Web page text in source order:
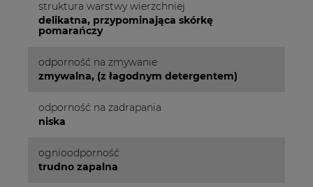
struktura warstwy wierzchniej
delikatna, przypominająca skórkę
pomarańczy
odporność na zmywanie
zmywalna, (z łagodnym detergentem)
odporność na zadrapania
niska
ognioodporność
trudno zapalna